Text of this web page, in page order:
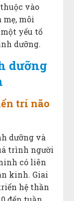
vào
mẹ, môi
yếu tố
dưỡng.
dưỡng
trí não
dưỡng và
trình người
có liên
kinh. Giai
hệ thần